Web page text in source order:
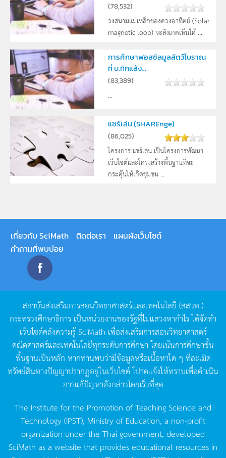
(78,532)
วงสนามแม่เหล็กของดวงอาทิตย์ (Solar
magnetic loop) จะสังเกตเห็นได้ ...
การศึกษาฟอสซิลมูลสัตว์โบราณ
ที่ บ.ทิกแล้ง...
(83,389)
...
แชร์เล่น (SHAREnge)
(86,025)
โครงการ แชร์เล่น เป็นโครงการพัฒนา
เว็บไซต์และโครงสร้างพื้นฐานที่จะ
กระตุ้นให้เกิดชุมชน ...
เกี่ยวกับ SciMath ติดต่อเรา
แผนผังเว็บไซต์
คำถามที่พบบ่อย
สถาบันส่งเสริมการสอนวิทยาศาสตร์และเทคโนโลยี (สสวท.)
กระทรวงศึกษาธิการ เป็นหน่วยงานของรัฐที่ไม่แสวงหากำไรได้จัดทำ
เว็บไซต์คลังความรู้SciMath เพื่อส่งเสริมการสอนวิทยาศาสตร์
คณิตศาสตร์และเทคโนโลยีทุกระดับการศึกษา โดยเน้นการศึกษาขั้น
พื้นฐานเป็นหลัก หากท่านพบว่ามีข้อมูลหรือเนื้อหาใด ๆ ที่ละเมิด
ทรัพย์สินทางปัญญาปรากฏอยู่ในเว็บไซต์โปรดแจ้งให้ทราบเพื่อดำเนิน
การแก้ปัญหาดังกล่าวโดยเร็วที่สุด
The Institute for the Promotion of Teaching Science and
Technology (IPST), Ministry of Education, a non-profit
organization under the Thai government, developed
SciMath as a website that provides educational resources in